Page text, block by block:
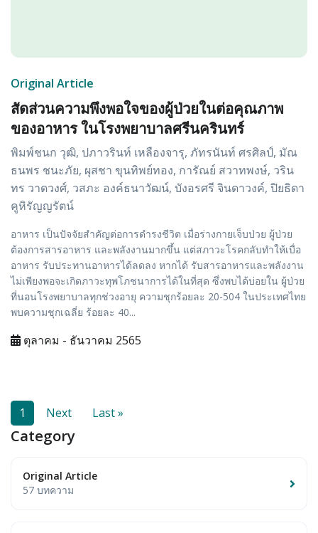
Original Article
สัดส่วนความพึงพอใจของผู้ป่วยในต่อคุณภาพ
ของอาหาร ในโรงพยาบาลศรีนครินทร์
พิมพ์ชนก วุฒิ, ปภาวรินท์ เหลืองจารุ, ภัทรนันท์ ศรศิลป์, มัณ
ธนพร ชนะภัย, ผุสชา ขุนทิพย์ทอง, การัณย์ สวาทพงษ์, วริน
ทร วาดวงศ์, วสภะ องค์ธนาวัฒน์, บังอรศรี จินดาวงค์, ปิยธิดา
คูหิรัญญรัตน์
อาหาร เป็นปัจจัยสำคัญต่อการดำรงชีวิต เมื่อร่างกายเจ็บป่วย ผู้ป่วย
ต้องการสารอาหาร และพลังงานมากขึ้น แต่สภาวะโรคกลับทำให้เบื่อ
อาหาร รับประทานอาหารได้ลดลง หากได้ รับสารอาหารและพลังงาน
ไม่เพียงพอจะเกิดภาวะทุพโภชนาการได้ในที่สุด ซึ่งพบได้บ่อยใน ผู้ป่วย
ที่นอนโรงพยาบาลทุกช่วงอายุ ความชุกร้อยละ 20-504 ในประเทศไทย
พบความชุกเฉลี่ย ร้อยละ 40...
ตุลาคม - ธันวาคม 2565
1 Next Last »
Category
Original Article
57 บทความ